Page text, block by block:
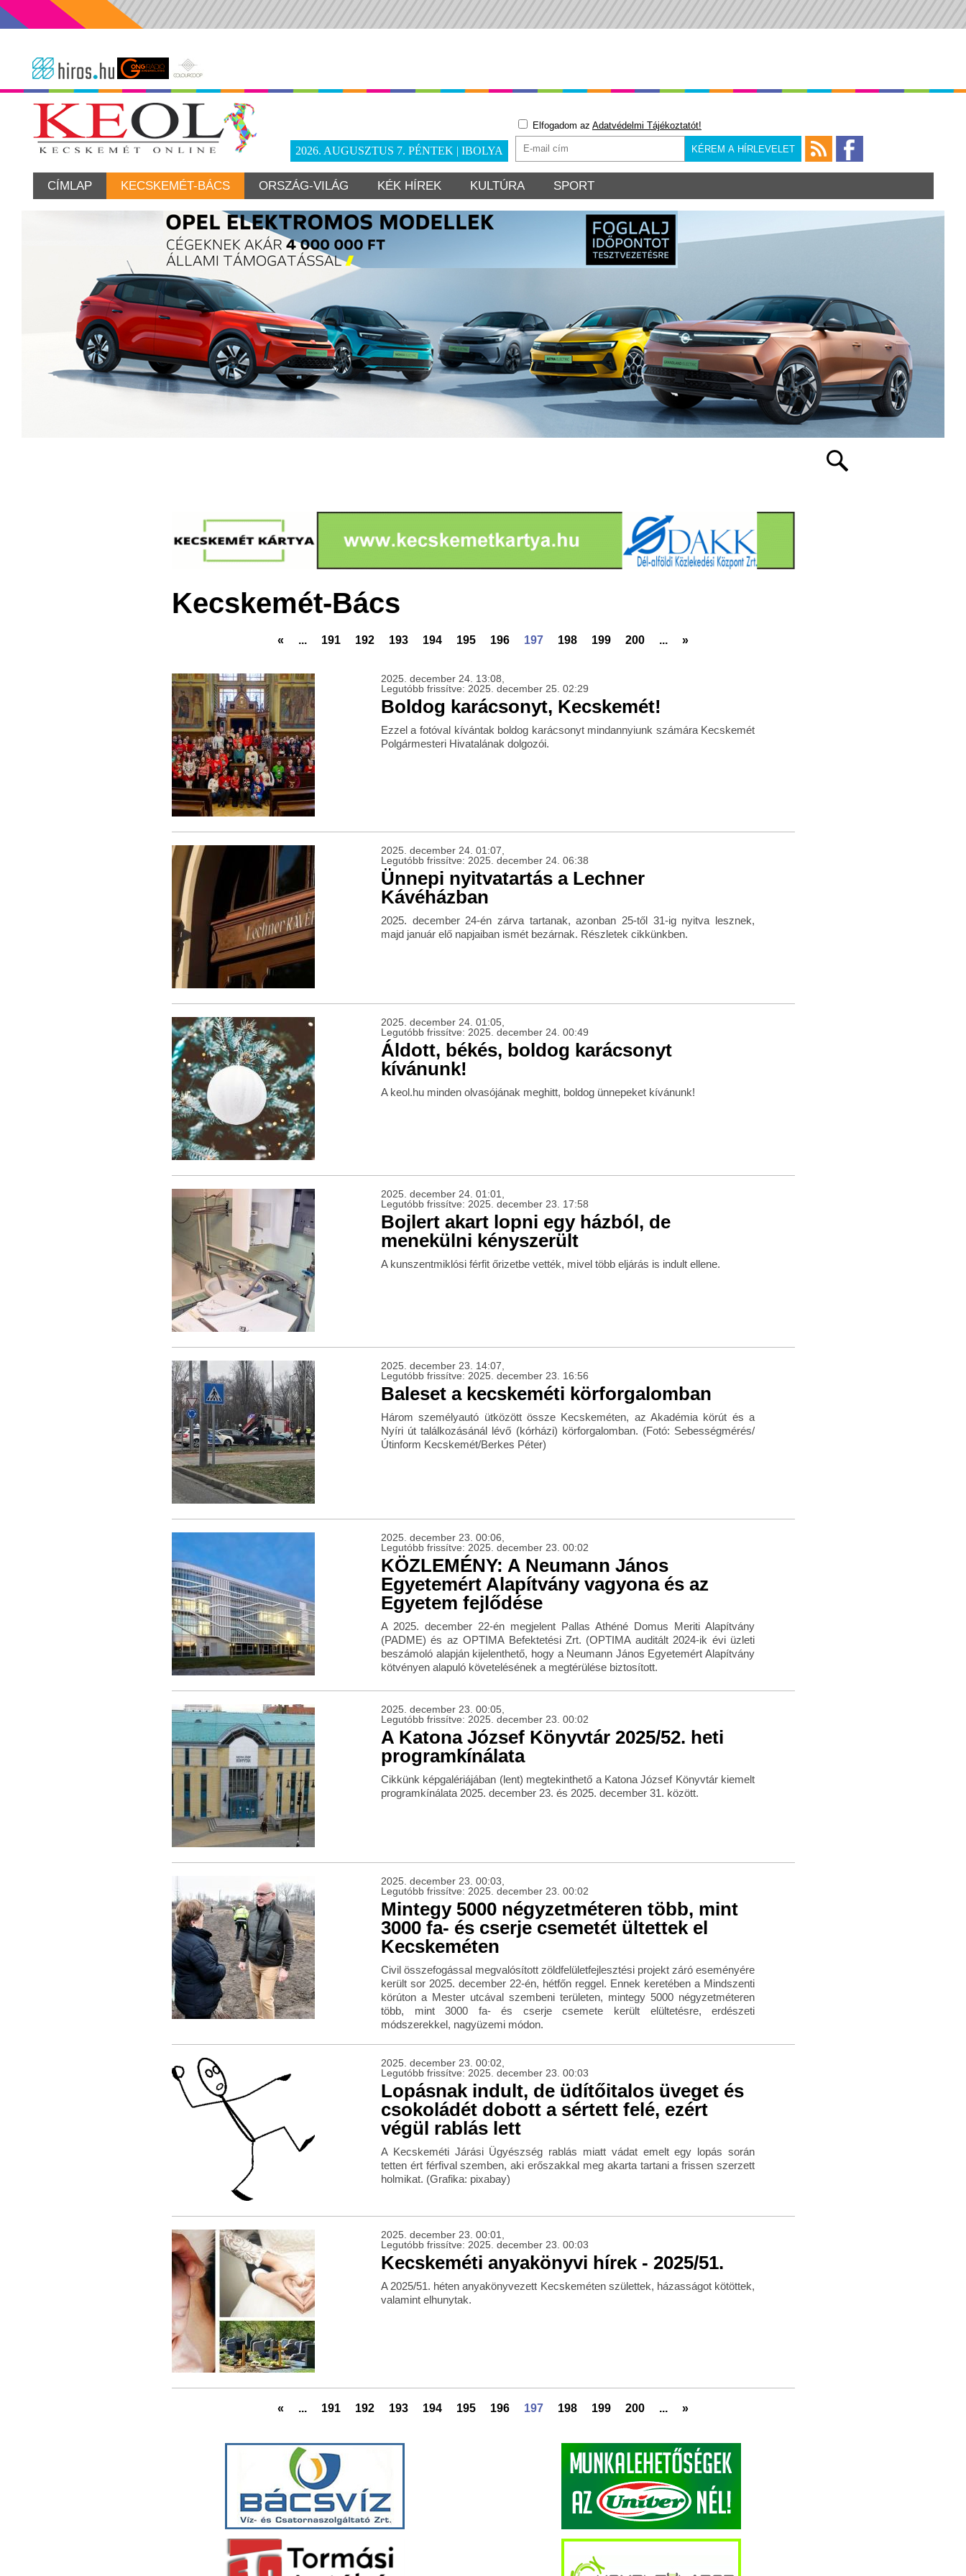
2026. AUGUSZTUS 7. PÉNTEK | IBOLYA
Elfogadom az Adatvédelmi Tájékoztatót!
CÍMLAP KECSKEMÉT-BÁCS ORSZÁG-VILÁG KÉK HÍREK KULTÚRA SPORT
Kecskemét-Bács
« ... 191 192 193 194 195 196 197 198 199 200 ... »
2025. december 24. 13:08,
Legutóbb frissítve: 2025. december 25. 02:29
Boldog karácsonyt, Kecskemét!
Ezzel a fotóval kívántak boldog karácsonyt mindannyiunk számára Kecskemét
Polgármesteri Hivatalának dolgozói.
2025. december 24. 01:07,
Legutóbb frissítve: 2025. december 24. 06:38
Ünnepi nyitvatartás a Lechner
Kávéházban
2025. december 24-én zárva tartanak, azonban 25-től 31-ig nyitva lesznek,
majd január elő napjaiban ismét bezárnak. Részletek cikkünkben.
2025. december 24. 01:05,
Legutóbb frissítve: 2025. december 24. 00:49
Áldott, békés, boldog karácsonyt
kívánunk!
A keol.hu minden olvasójának meghitt, boldog ünnepeket kívánunk!
2025. december 24. 01:01,
Legutóbb frissítve: 2025. december 23. 17:58
Bojlert akart lopni egy házból, de
menekülni kényszerült
A kunszentmiklósi férfit őrizetbe vették, mivel több eljárás is indult ellene.
2025. december 23. 14:07,
Legutóbb frissítve: 2025. december 23. 16:56
Baleset a kecskeméti körforgalomban
Három személyautó ütközött össze Kecskeméten, az Akadémia körút és a
Nyíri út találkozásánál lévő (kórházi) körforgalomban. (Fotó: Sebességmérés/
Útinform Kecskemét/Berkes Péter)
2025. december 23. 00:06,
Legutóbb frissítve: 2025. december 23. 00:02
KÖZLEMÉNY: A Neumann János
Egyetemért Alapítvány vagyona és az
Egyetem fejlődése
A 2025. december 22-én megjelent Pallas Athéné Domus Meriti Alapítvány
(PADME) és az OPTIMA Befektetési Zrt. (OPTIMA auditált 2024-ik évi üzleti
beszámoló alapján kijelenthető, hogy a Neumann János Egyetemért Alapítvány
kötvényen alapuló követelésének a megtérülése biztosított.
2025. december 23. 00:05,
Legutóbb frissítve: 2025. december 23. 00:02
A Katona József Könyvtár 2025/52. heti
programkínálata
Cikkünk képgalériájában (lent) megtekinthető a Katona József Könyvtár kiemelt
programkínálata 2025. december 23. és 2025. december 31. között.
2025. december 23. 00:03,
Legutóbb frissítve: 2025. december 23. 00:02
Mintegy 5000 négyzetméteren több, mint
3000 fa- és cserje csemetét ültettek el
Kecskeméten
Civil összefogással megvalósított zöldfelületfejlesztési projekt záró eseményére
került sor 2025. december 22-én, hétfőn reggel. Ennek keretében a Mindszenti
körúton a Mester utcával szembeni területen, mintegy 5000 négyzetméteren
több, mint 3000 fa- és cserje csemete került elültetésre, erdészeti
módszerekkel, nagyüzemi módon.
2025. december 23. 00:02,
Legutóbb frissítve: 2025. december 23. 00:03
Lopásnak indult, de üdítőitalos üveget és
csokoládét dobott a sértett felé, ezért
végül rablás lett
A Kecskeméti Járási Ügyészség rablás miatt vádat emelt egy lopás során
tetten ért férfival szemben, aki erőszakkal meg akarta tartani a frissen szerzett
holmikat. (Grafika: pixabay)
2025. december 23. 00:01,
Legutóbb frissítve: 2025. december 23. 00:03
Kecskeméti anyakönyvi hírek - 2025/51.
A 2025/51. héten anyakönyvezett Kecskeméten születtek, házasságot kötöttek,
valamint elhunytak.
« ... 191 192 193 194 195 196 197 198 199 200 ... »